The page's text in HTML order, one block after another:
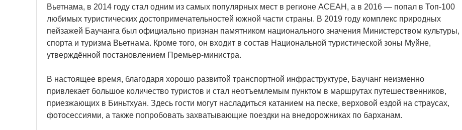
Вьетнама, в 2014 году стал одним из самых популярных мест в регионе АСЕАН, а в 2016 — попал в Топ-100
любимых туристических достопримечательностей южной части страны. В 2019 году комплекс природных
пейзажей Баучанга был официально признан памятником национального значения Министерством культуры,
спорта и туризма Вьетнама. Кроме того, он входит в состав Национальной туристической зоны Муйне,
утверждённой постановлением Премьер-министра.
В настоящее время, благодаря хорошо развитой транспортной инфраструктуре, Баучанг неизменно
привлекает большое количество туристов и стал неотъемлемым пунктом в маршрутах путешественников,
приезжающих в Биньтхуан. Здесь гости могут насладиться катанием на песке, верховой ездой на страусах,
фотосессиями, а также попробовать захватывающие поездки на внедорожниках по барханам.